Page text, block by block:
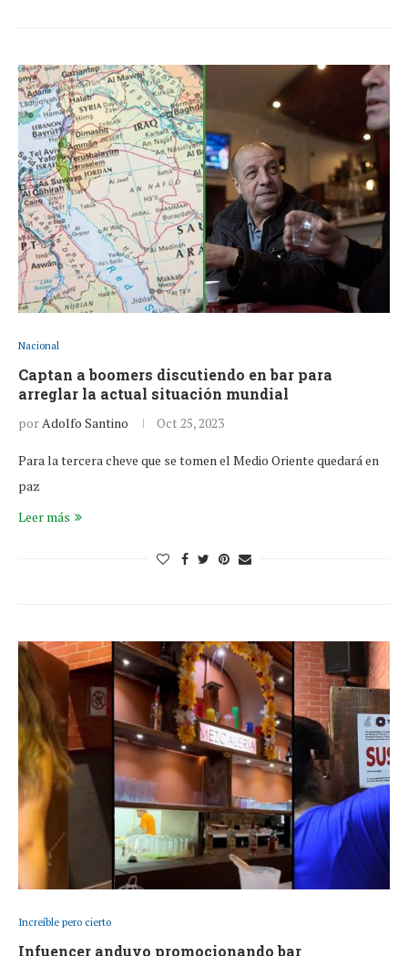
Nacional
Captan a boomers discutiendo en bar para
arreglar la actual situación mundial
porAdolfo Santino Oct 25, 2023
Para la tercera cheve que se tomen el Medio Oriente quedará en
paz
Leer más
Increíble pero cierto
Infuencer anduvo promocionando bar